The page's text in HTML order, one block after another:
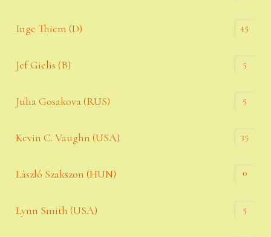
Inge Thiem (D) 45
Jef Gielis (B) 5
Julia Gosakova (RUS) 5
Kevin C. Vaughn (USA) 35
László Szakszon (HUN) 0
Lynn Smith (USA) 5